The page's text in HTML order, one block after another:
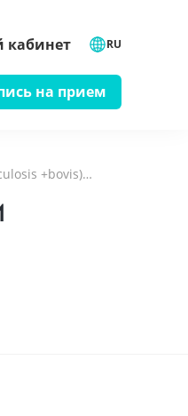
RU
на прием
+bovis)…